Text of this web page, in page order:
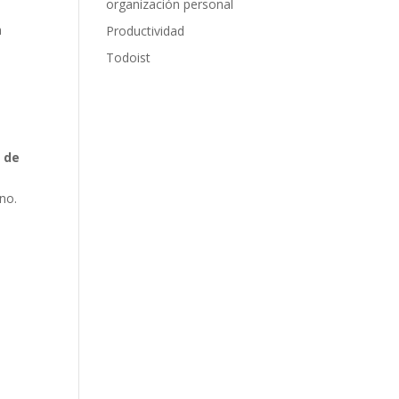
de
organización personal
Productividad
Todoist